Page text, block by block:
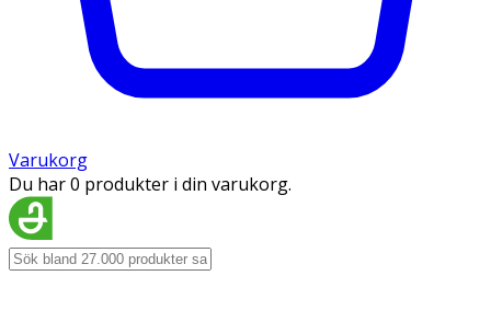
Varukorg
Du har 0 produkter i din varukorg.